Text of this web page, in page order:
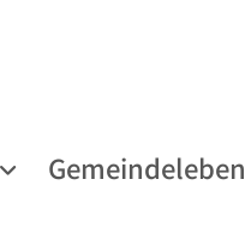
Gemeindeleben